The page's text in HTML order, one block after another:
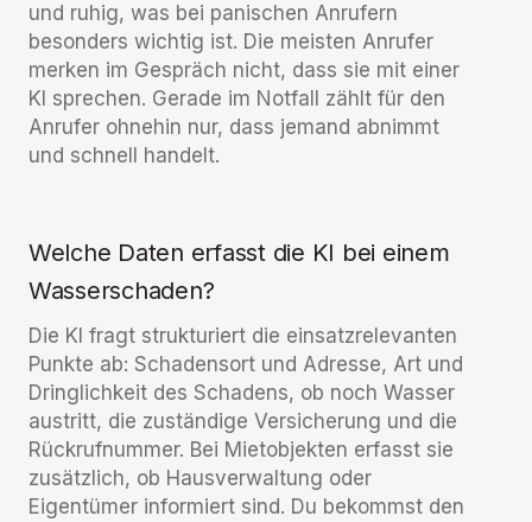
und ruhig, was bei panischen Anrufern
besonders wichtig ist. Die meisten Anrufer
merken im Gespräch nicht, dass sie mit einer
KI sprechen. Gerade im Notfall zählt für den
Anrufer ohnehin nur, dass jemand abnimmt
und schnell handelt.
Welche Daten erfasst die KI bei einem
Wasserschaden?
Die KI fragt strukturiert die einsatzrelevanten
Punkte ab: Schadensort und Adresse, Art und
Dringlichkeit des Schadens, ob noch Wasser
austritt, die zuständige Versicherung und die
Rückrufnummer. Bei Mietobjekten erfasst sie
zusätzlich, ob Hausverwaltung oder
Eigentümer informiert sind. Du bekommst den